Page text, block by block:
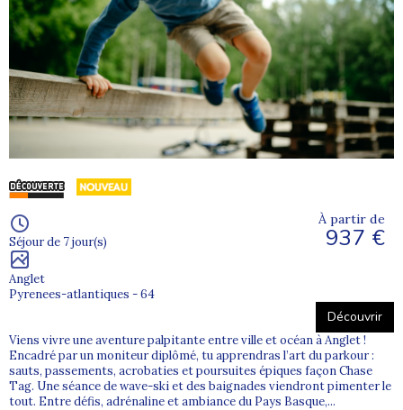
Séjour de 7 jour(s)
Anglet
Pyrenees-atlantiques - 64
À partir de
937 €
Découvrir
Viens vivre une aventure palpitante entre ville et océan à Anglet !
Encadré par un moniteur diplômé, tu apprendras l’art du parkour :
sauts, passements, acrobaties et poursuites épiques façon Chase
Tag. Une séance de wave-ski et des baignades viendront pimenter le
tout. Entre défis, adrénaline et ambiance du Pays Basque,...